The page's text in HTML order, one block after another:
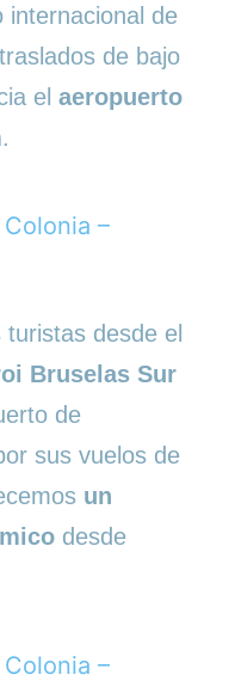
internacional de
de bajo
el aeropuerto
.
–
desde el
Bruselas Sur
de
sus vuelos de
un
desde
–